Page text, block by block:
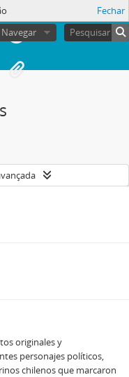
Navegar
Fechar
originales y
personajes políticos,
chilenos que marcaron